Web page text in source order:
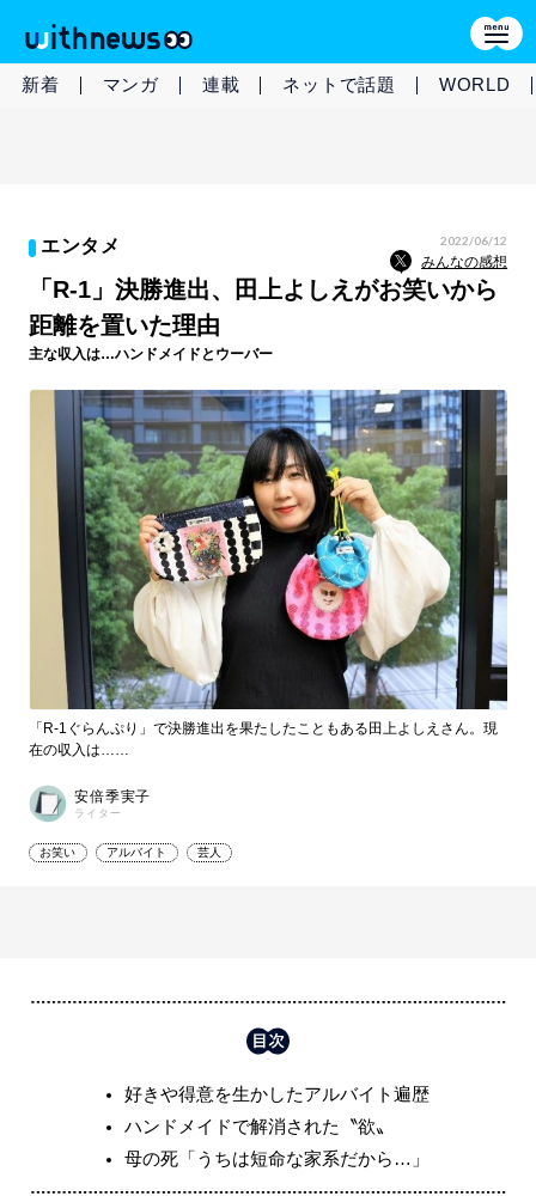
新着 マンガ 連載 ネットで話題 WORLD
エンタメ 2022/06/12
みんなの感想
「R-1」決勝進出、田上よしえがお笑いから
距離を置いた理由
主な収入は…ハンドメイドとウーバー
「R-1ぐらんぷり」で決勝進出を果たしたこともある田上よしえさん。現
在の収入は……
安倍季実子
ライター
お笑い アルバイト 芸人
好きや得意を生かしたアルバイト遍歴
ハンドメイドで解消された〝欲〟
母の死「うちは短命な家系だから…」